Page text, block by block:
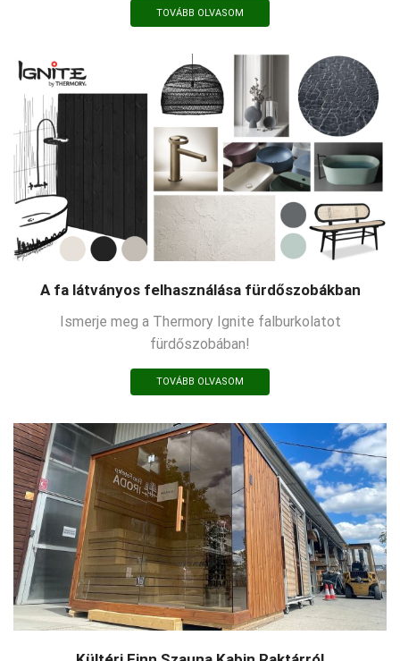
TOVÁBB OLVASOM
A fa látványos felhasználása fürdőszobákban
Ismerje meg a Thermory Ignite falburkolatot
fürdőszobában!
TOVÁBB OLVASOM